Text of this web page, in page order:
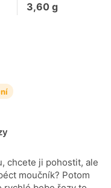
3,60g
ještě nebyl hodnocen
chcete ji pohostit, ale
moučník? Potom